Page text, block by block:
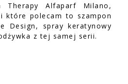
Therapy Alfaparf Milano,
które polecam to szampon
Design, spray keratynowy
z tej samej serii.